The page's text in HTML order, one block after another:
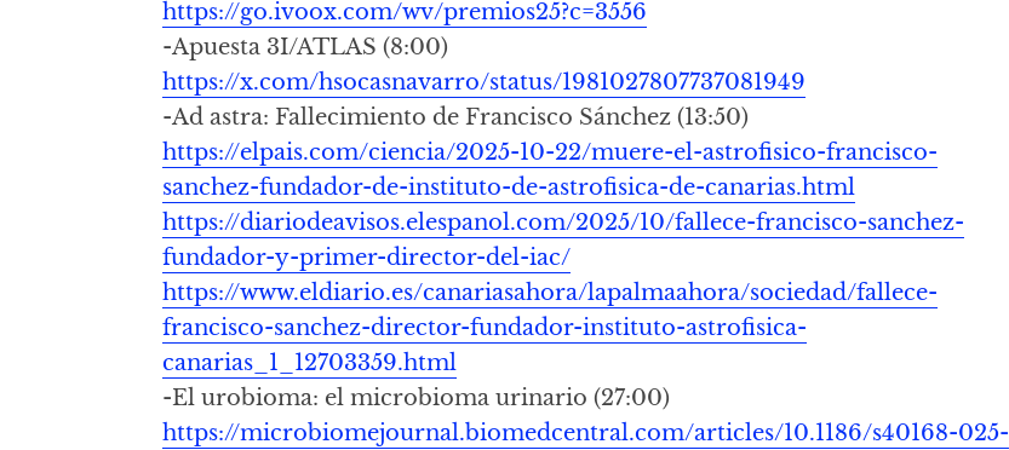
https://go.ivoox.com/wv/premios25?c=3556
-Apuesta 3I/ATLAS (8:00)
https://x.com/hsocasnavarro/status/1981027807737081949
-Ad astra: Fallecimiento de Francisco Sánchez (13:50)
https://elpais.com/ciencia/2025-10-22/muere-el-astrofisico-francisco-
sanchez-fundador-de-instituto-de-astrofisica-de-canarias.html
https://diariodeavisos.elespanol.com/2025/10/fallece-francisco-sanchez-
fundador-y-primer-director-del-iac/
https://www.eldiario.es/canariasahora/lapalmaahora/sociedad/fallece-
francisco-sanchez-director-fundador-instituto-astrofisica-
canarias_1_12703359.html
-El urobioma: el microbioma urinario (27:00)
https://microbiomejournal.biomedcentral.com/articles/10.1186/s40168-025-